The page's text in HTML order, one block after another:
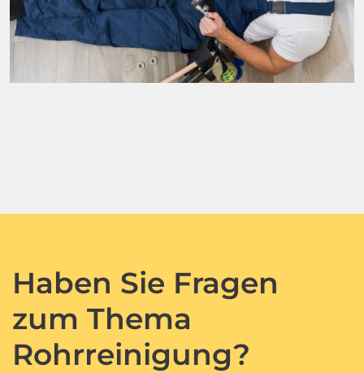
Haben Sie Fragen
zum Thema
Rohrreinigung?